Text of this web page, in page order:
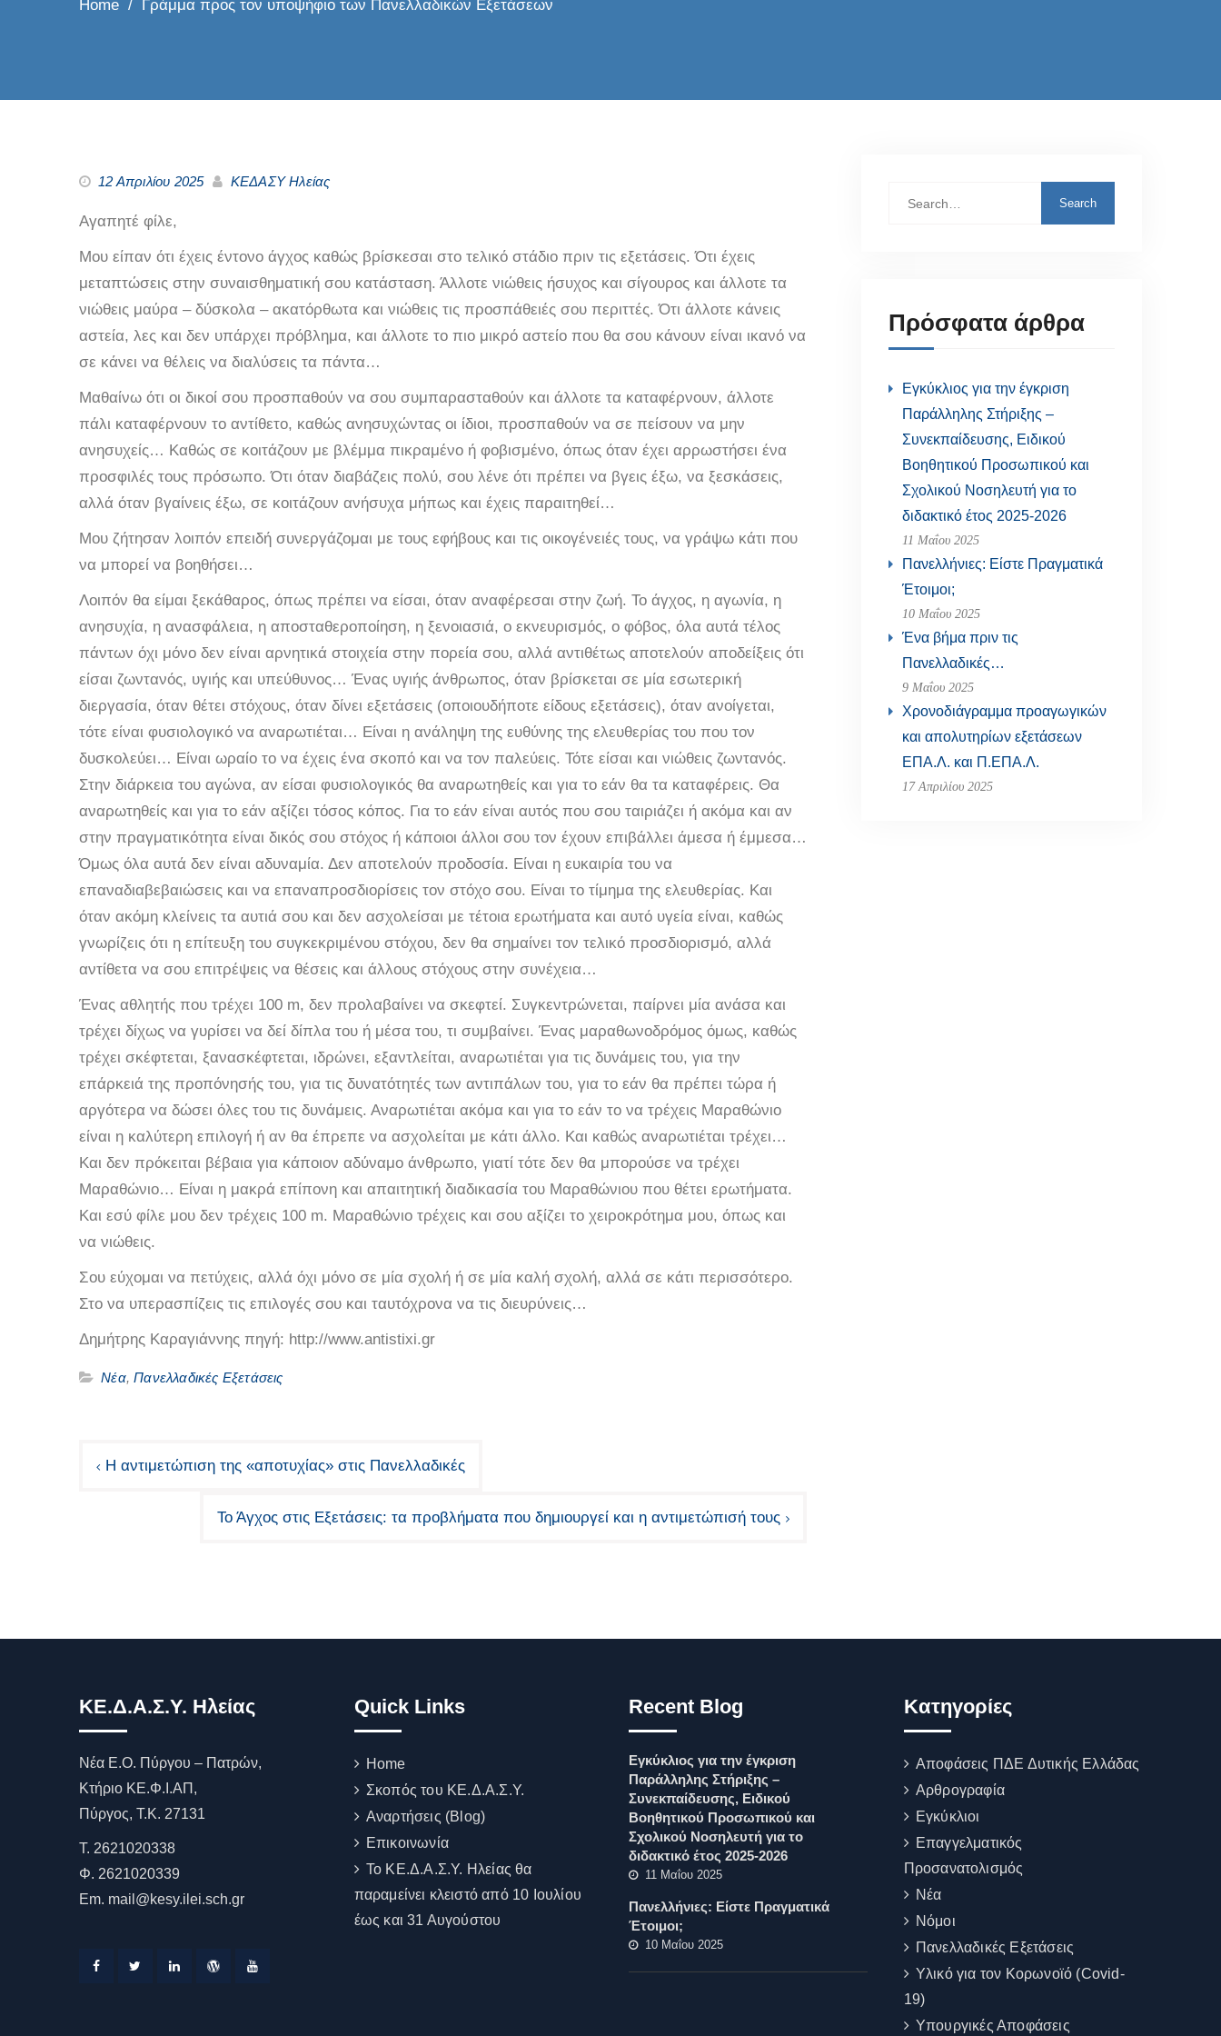
Home Γράμμα προς τον υποψήφιο των Πανελλαδικών Εξετάσεων
12 Απριλίου 2025 ΚΕΔΑΣΥ Ηλείας
Αγαπητέ φίλε,
Μου είπαν ότι έχεις έντονο άγχος καθώς βρίσκεσαι στο τελικό στάδιο πριν τις εξετάσεις. Ότι έχεις
μεταπτώσεις στην συναισθηματική σου κατάσταση. Άλλοτε νιώθεις ήσυχος και σίγουρος και άλλοτε τα
νιώθεις μαύρα – δύσκολα – ακατόρθωτα και νιώθεις τις προσπάθειές σου περιττές. Ότι άλλοτε κάνεις
αστεία, λες και δεν υπάρχει πρόβλημα, και άλλοτε το πιο μικρό αστείο που θα σου κάνουν είναι ικανό να
σε κάνει να θέλεις να διαλύσεις τα πάντα…
Μαθαίνω ότι οι δικοί σου προσπαθούν να σου συμπαρασταθούν και άλλοτε τα καταφέρνουν, άλλοτε
πάλι καταφέρνουν το αντίθετο, καθώς ανησυχώντας οι ίδιοι, προσπαθούν να σε πείσουν να μην
ανησυχείς… Καθώς σε κοιτάζουν με βλέμμα πικραμένο ή φοβισμένο, όπως όταν έχει αρρωστήσει ένα
προσφιλές τους πρόσωπο. Ότι όταν διαβάζεις πολύ, σου λένε ότι πρέπει να βγεις έξω, να ξεσκάσεις,
αλλά όταν βγαίνεις έξω, σε κοιτάζουν ανήσυχα μήπως και έχεις παραιτηθεί…
Μου ζήτησαν λοιπόν επειδή συνεργάζομαι με τους εφήβους και τις οικογένειές τους, να γράψω κάτι που
να μπορεί να βοηθήσει…
Λοιπόν θα είμαι ξεκάθαρος, όπως πρέπει να είσαι, όταν αναφέρεσαι στην ζωή. Το άγχος, η αγωνία, η
ανησυχία, η ανασφάλεια, η αποσταθεροποίηση, η ξενοιασιά, ο εκνευρισμός, ο φόβος, όλα αυτά τέλος
πάντων όχι μόνο δεν είναι αρνητικά στοιχεία στην πορεία σου, αλλά αντιθέτως αποτελούν αποδείξεις ότι
είσαι ζωντανός, υγιής και υπεύθυνος… Ένας υγιής άνθρωπος, όταν βρίσκεται σε μία εσωτερική
διεργασία, όταν θέτει στόχους, όταν δίνει εξετάσεις (οποιουδήποτε είδους εξετάσεις), όταν ανοίγεται,
τότε είναι φυσιολογικό να αναρωτιέται… Είναι η ανάληψη της ευθύνης της ελευθερίας του που τον
δυσκολεύει… Είναι ωραίο το να έχεις ένα σκοπό και να τον παλεύεις. Τότε είσαι και νιώθεις ζωντανός.
Στην διάρκεια του αγώνα, αν είσαι φυσιολογικός θα αναρωτηθείς και για το εάν θα τα καταφέρεις. Θα
αναρωτηθείς και για το εάν αξίζει τόσος κόπος. Για το εάν είναι αυτός που σου ταιριάζει ή ακόμα και αν
στην πραγματικότητα είναι δικός σου στόχος ή κάποιοι άλλοι σου τον έχουν επιβάλλει άμεσα ή έμμεσα…
Όμως όλα αυτά δεν είναι αδυναμία. Δεν αποτελούν προδοσία. Είναι η ευκαιρία του να
επαναδιαβεβαιώσεις και να επαναπροσδιορίσεις τον στόχο σου. Είναι το τίμημα της ελευθερίας. Και
όταν ακόμη κλείνεις τα αυτιά σου και δεν ασχολείσαι με τέτοια ερωτήματα και αυτό υγεία είναι, καθώς
γνωρίζεις ότι η επίτευξη του συγκεκριμένου στόχου, δεν θα σημαίνει τον τελικό προσδιορισμό, αλλά
αντίθετα να σου επιτρέψεις να θέσεις και άλλους στόχους στην συνέχεια…
Ένας αθλητής που τρέχει 100 m, δεν προλαβαίνει να σκεφτεί. Συγκεντρώνεται, παίρνει μία ανάσα και
τρέχει δίχως να γυρίσει να δεί δίπλα του ή μέσα του, τι συμβαίνει. Ένας μαραθωνοδρόμος όμως, καθώς
τρέχει σκέφτεται, ξανασκέφτεται, ιδρώνει, εξαντλείται, αναρωτιέται για τις δυνάμεις του, για την
επάρκειά της προπόνησής του, για τις δυνατότητές των αντιπάλων του, για το εάν θα πρέπει τώρα ή
αργότερα να δώσει όλες του τις δυνάμεις. Αναρωτιέται ακόμα και για το εάν το να τρέχεις Μαραθώνιο
είναι η καλύτερη επιλογή ή αν θα έπρεπε να ασχολείται με κάτι άλλο. Και καθώς αναρωτιέται τρέχει…
Και δεν πρόκειται βέβαια για κάποιον αδύναμο άνθρωπο, γιατί τότε δεν θα μπορούσε να τρέχει
Μαραθώνιο… Είναι η μακρά επίπονη και απαιτητική διαδικασία του Μαραθώνιου που θέτει ερωτήματα.
Και εσύ φίλε μου δεν τρέχεις 100 m. Μαραθώνιο τρέχεις και σου αξίζει το χειροκρότημα μου, όπως και
να νιώθεις.
Σου εύχομαι να πετύχεις, αλλά όχι μόνο σε μία σχολή ή σε μία καλή σχολή, αλλά σε κάτι περισσότερο.
Στο να υπερασπίζεις τις επιλογές σου και ταυτόχρονα να τις διευρύνεις…
Δημήτρης Καραγιάννης πηγή: http://www.antistixi.gr
Νέα,Πανελλαδικές Εξετάσεις
Πλοήγηση
Η αντιμετώπιση της «αποτυχίας» στις Πανελλαδικές
Το Άγχος στις Εξετάσεις: τα προβλήματα που δημιουργεί και η αντιμετώπισή τους
Πρόσφατα άρθρα
Εγκύκλιος για την έγκριση
Παράλληλης Στήριξης –
Συνεκπαίδευσης, Ειδικού
Βοηθητικού Προσωπικού και
Σχολικού Νοσηλευτή για το
διδακτικό έτος 2025-2026
11 Μαΐου 2025
Πανελλήνιες: Είστε Πραγματικά
Έτοιμοι;
10 Μαΐου 2025
Ένα βήμα πριν τις
Πανελλαδικές…
9 Μαΐου 2025
Χρονοδιάγραμμα προαγωγικών
και απολυτηρίων εξετάσεων
ΕΠΑ.Λ. και Π.ΕΠΑ.Λ.
17 Απριλίου 2025
ΚΕ.Δ.Α.Σ.Υ. Ηλείας
Νέα Ε.Ο. Πύργου – Πατρών,
Κτήριο ΚΕ.Φ.Ι.ΑΠ,
Πύργος, T.K. 27131
Τ. 2621020338
Φ. 2621020339
Εm. mail@kesy.ilei.sch.gr
Quick Links
Home
Σκοπός του ΚΕ.Δ.Α.Σ.Υ.
Αναρτήσεις (Blog)
Επικοινωνία
Το ΚΕ.Δ.Α.Σ.Υ. Ηλείας θα
παραμείνει κλειστό από 10 Ιουλίου
έως και 31 Αυγούστου
Recent Blog
Εγκύκλιος για την έγκριση
Παράλληλης Στήριξης –
Συνεκπαίδευσης, Ειδικού
Βοηθητικού Προσωπικού και
Σχολικού Νοσηλευτή για το
διδακτικό έτος 2025-2026
11 Μαΐου 2025
Πανελλήνιες: Είστε Πραγματικά
Έτοιμοι;
10 Μαΐου 2025
Kατηγορίες
Αποφάσεις ΠΔΕ Δυτικής Ελλάδας
Αρθρογραφία
Εγκύκλιοι
Επαγγελματικός
Προσανατολισμός
Νέα
Νόμοι
Πανελλαδικές Εξετάσεις
Υλικό για τον Κορωνοϊό (Covid-
19)
Υπουργικές Αποφάσεις